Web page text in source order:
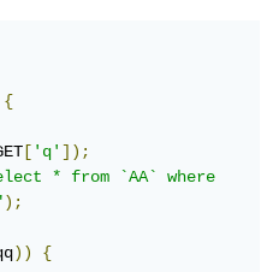
{
['q']);
* from `AA` where
);
))
{